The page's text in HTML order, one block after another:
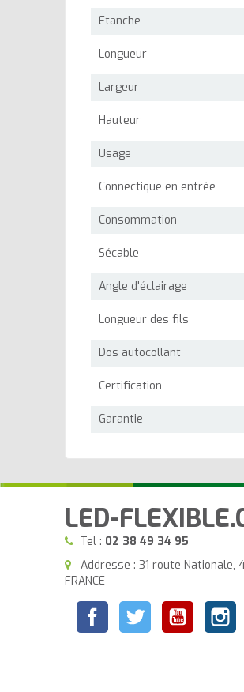
Etanche
Longueur
Largeur
Hauteur
Usage
Connectique en entrée
Consommation
Sécable
Angle d'éclairage
Longueur des fils
Dos autocollant
Certification
Garantie
LED-
Tel : 02 38 49 34 95
Addresse : 31 route Nationale,
FRANCE
Facebook Twitter YouTube